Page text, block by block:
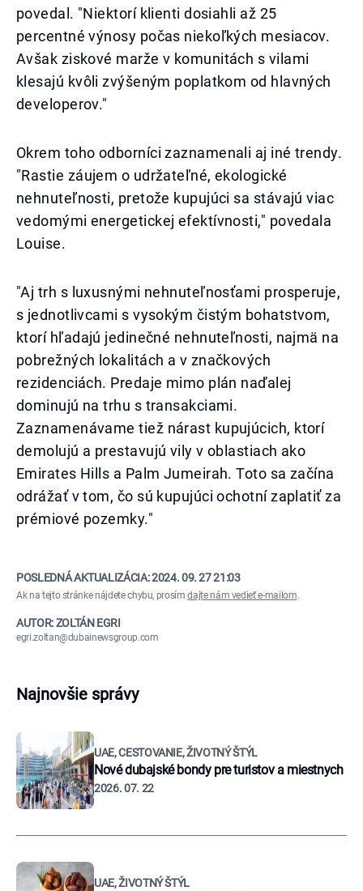
povedal. "Niektorí klienti dosiahli až 25
percentné výnosy počas niekoľkých mesiacov.
Avšak ziskové marže v komunitách s vilami
klesajú kvôli zvýšeným poplatkom od hlavných
developerov."
Okrem toho odborníci zaznamenali aj iné trendy.
"Rastie záujem o udržateľné, ekologické
nehnuteľnosti, pretože kupujúci sa stávajú viac
vedomými energetickej efektívnosti," povedala
Louise.
"Aj trh s luxusnými nehnuteľnosťami prosperuje,
s jednotlivcami s vysokým čistým bohatstvom,
ktorí hľadajú jedinečné nehnuteľnosti, najmä na
pobrežných lokalitách a v značkových
rezidenciách. Predaje mimo plán naďalej
dominujú na trhu s transakciami.
Zaznamenávame tiež nárast kupujúcich, ktorí
demolujú a prestavujú vily v oblastiach ako
Emirates Hills a Palm Jumeirah. Toto sa začína
odrážať v tom, čo sú kupujúci ochotní zaplatiť za
prémiové pozemky."
POSLEDNÁ AKTUALIZÁCIA:2024. 09. 27 21:03
Ak na tejto stránke nájdete chybu, prosímdajte nám vedieť e-mailom.
AUTOR: ZOLTÁN EGRI
egri.zoltan@dubainewsgroup.com
Najnovšie správy
UAE, CESTOVANIE, ŽIVOTNÝ ŠTÝL
Nové dubajské bondy pre turistov a miestnych
2026. 07. 22
UAE, ŽIVOTNÝ ŠTÝL